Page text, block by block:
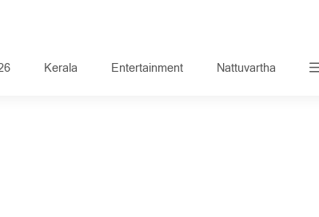
Kerala Entertainment Nattuvartha